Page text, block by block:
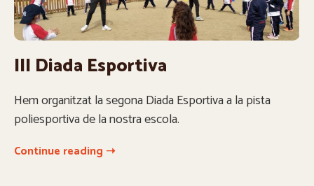
III Diada Esportiva
Hem organitzat la segona Diada Esportiva a la pista
poliesportiva de la nostra escola.
Continue reading ➝